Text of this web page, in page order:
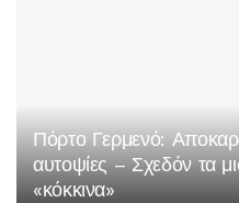
Πόρτο Γερμενό:
αυτοψίες – Σχεδόν τα
«κόκκινα»